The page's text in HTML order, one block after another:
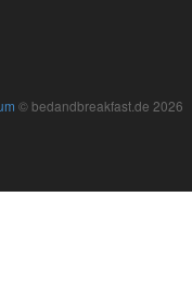
© bedandbreakfast.de 2026